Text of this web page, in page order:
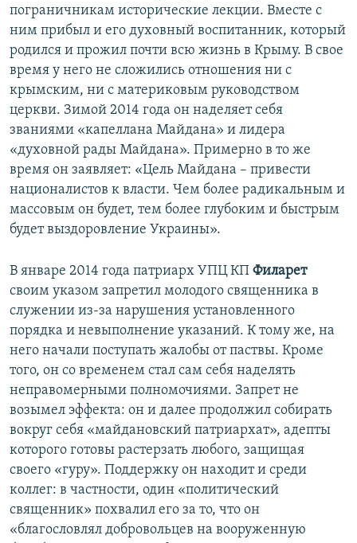
пограничникам исторические лекции. Вместе с
ним прибыл и его духовный воспитанник, который
родился и прожил почти всю жизнь в Крыму. В свое
время у него не сложились отношения ни с
крымским, ни с материковым руководством
церкви. Зимой 2014 года он наделяет себя
званиями «капеллана Майдана» и лидера
«духовной рады Майдана». Примерно в то же
время он заявляет: «Цель Майдана – привести
националистов к власти. Чем более радикальным и
массовым он будет, тем более глубоким и быстрым
будет выздоровление Украины».
В январе 2014 года патриарх УПЦ КП Филарет
своим указом запретил молодого священника в
служении из-за нарушения установленного
порядка и невыполнение указаний. К тому же, на
него начали поступать жалобы от паствы. Кроме
того, он со временем стал сам себя наделять
неправомерными полномочиями. Запрет не
возымел эффекта: он и далее продолжил собирать
вокруг себя «майдановский патриархат», адепты
которого готовы растерзать любого, защищая
своего «гуру». Поддержку он находит и среди
коллег: в частности, один «политический
священник» похвалил его за то, что он
«благословлял добровольцев на вооруженную